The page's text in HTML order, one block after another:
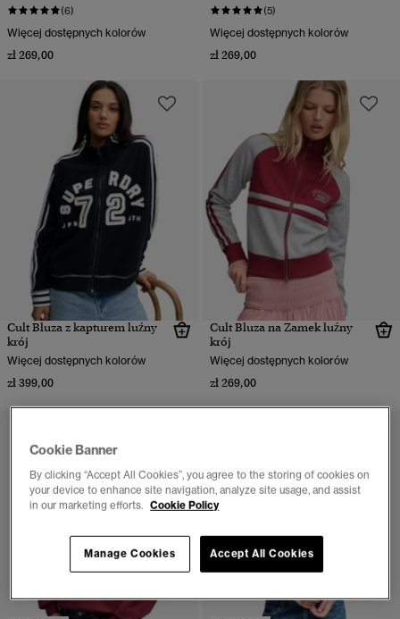
(6)
Więcej dostępnych kolorów
zł 269,00
(5)
Więcej dostępnych kolorów
zł 269,00
Cult Bluza z kapturem luźny
krój
Więcej dostępnych kolorów
zł 399,00
Cult Bluza na Zamek luźny
krój
Więcej dostępnych kolorów
zł 269,00
Cookie Banner
By clicking “Accept All Cookies”, you agree to the storing of cookies on
your device to enhance site navigation, analyze site usage, and assist
in our marketing efforts. Cookie Policy
Accept All Cookies
Manage Cookies